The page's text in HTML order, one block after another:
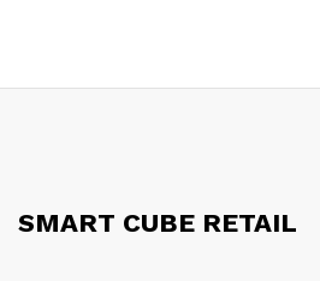
SMART CUBE RETAIL